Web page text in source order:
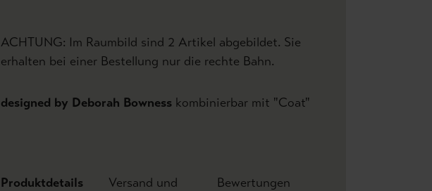
ACHTUNG: Im Raumbild sind 2 Artikel abgebildet. Sie
erhalten bei einer Bestellung nur die rechte Bahn.
designed by Deborah Bowness kombinierbar mit "Coat"
Produktdetails
Versand und
Bewertungen